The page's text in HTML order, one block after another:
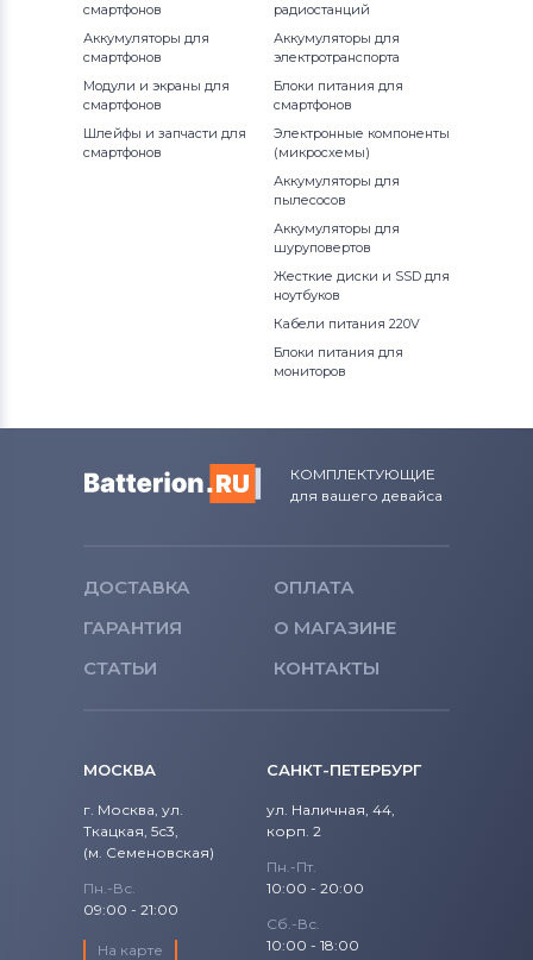
Тачскрины для планшетовHankook
Тачскрины для планшетовHP
Тачскрины для планшетов
Тачскрины для планшетовSupra
Тачскрины для планшетов Teclast
Тачскрины для планшетовAllwinner
Тачскрины для планшетовDell
Тачскрины для планшетов Archos
Тачскрины для планшетовApache
Тачскрины для планшетов
Viewsonic
Тачскрины для планшетов
Тачскрины для планшетов
смартфонов
Аккумуляторы для
смартфонов
Модули и экраны для
смартфонов
Шлейфы и запчасти для
смартфонов
радиостанций
Аккумуляторы для
электротранспорта
Блоки питания для
смартфонов
Электронные компоненты
(микросхемы)
Аккумуляторы для
пылесосов
Аккумуляторы для
шуруповертов
Жесткие диски и SSD для
ноутбуков
Кабели питания 220V
Блоки питания для
мониторов
КОМПЛЕКТУЮЩИЕ
для вашего девайса
ДОСТАВКА
ОПЛАТА
ГАРАНТИЯ
О МАГАЗИНЕ
СТАТЬИ
КОНТАКТЫ
МОСКВА
г. Москва, ул.
Ткацкая, 5с3,
(м. Семеновская)
Пн.-Вс.
09:00 - 21:00
На карте
САНКТ-ПЕТЕРБУРГ
ул. Наличная, 44,
корп. 2
Пн.-Пт.
10:00 - 20:00
Сб.-Вс.
10:00 - 18:00